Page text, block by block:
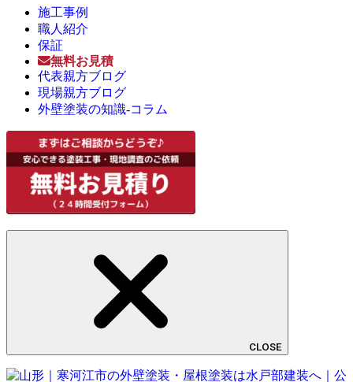
施工事例
職人紹介
保証
無料お見積
代表親方ブログ
現場親方ブログ
外壁塗装の知識-コラム
CLOSE